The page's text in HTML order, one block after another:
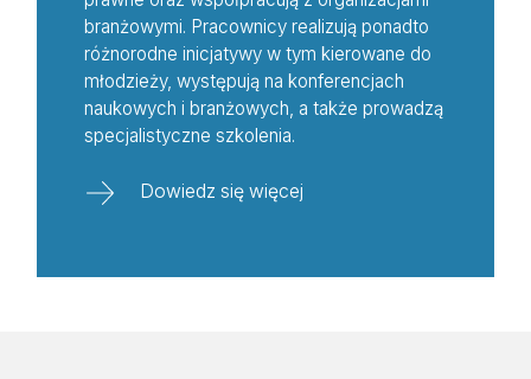
branżowymi. Pracownicy realizują ponadto
różnorodne inicjatywy w tym kierowane do
młodzieży, występują na konferencjach
naukowych i branżowych, a także prowadzą
specjalistyczne szkolenia.
Dowiedz się więcej